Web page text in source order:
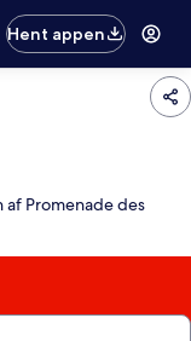
Hent appen
Promenade des